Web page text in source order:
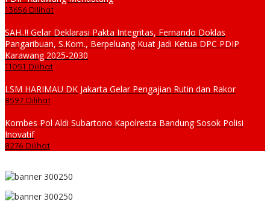
13656 Dilihat
SAH..!! Gelar Deklarasi Pakta Integritas, Fernando Doklas
Pangaribuan, S.Kom., Berpeluang Kuat Jadi Ketua DPC PDIP
Karawang 2025-2030
11051 Dilihat
LSM HARIMAU DK Jakarta Gelar Pengajian Rutin dan Rakor
8597 Dilihat
Kombes Pol Aldi Subartono Kapolresta Bandung Sosok Polisi
Inovatif
8276 Dilihat